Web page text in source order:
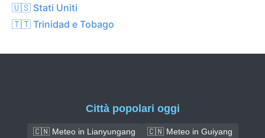
🇺🇸 Stati Uniti
🇹🇹 Trinidad e Tobago
Città popolari oggi
🇨🇳 Meteo in Lianyungang
🇨🇳 Meteo in Guiyang